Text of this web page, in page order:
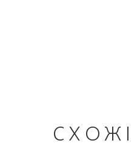
СХОЖІ